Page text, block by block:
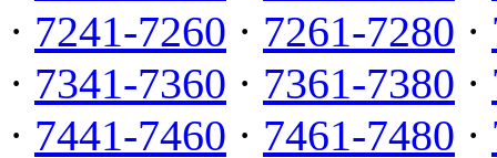
· 7241-7260 · 7261-7280 ·
· 7341-7360 · 7361-7380 ·
· 7441-7460 · 7461-7480 ·